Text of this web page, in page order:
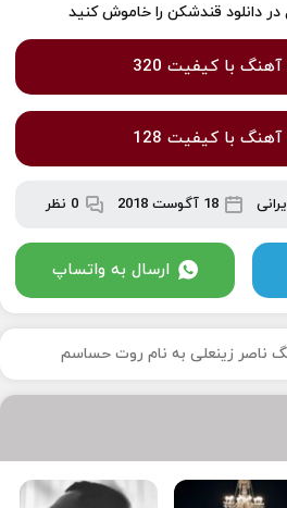
دانلود قندشکن را خاموش کنید
آهنگ با کیفیت 320
آهنگ با کیفیت 128
18 آگوست 2018 0 نظر
ارسال به واتساپ
ناصر زینعلی به نام روت حساسم